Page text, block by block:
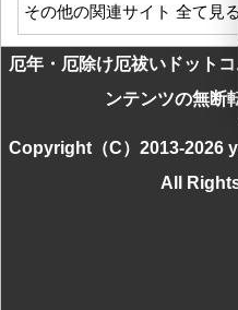
その他の関連サイト 全て見る
厄年・厄除け厄祓いドット
ンテンツの無断
Copyright（C）2013-2026
All